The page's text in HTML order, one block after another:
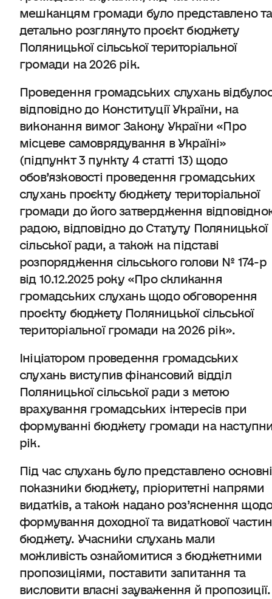
мешканцям громади було представлено та
детально розглянуто проєкт бюджету
Поляницької сільської територіальної
громади на 2026 рік.
Проведення громадських слухань
відповідно до Конституції України, на
виконання вимог Закону України «Про
місцеве самоврядування в Україні»
(підпункт 3 пункту 4 статті 13) щодо
обов’язковості проведення громадських
слухань проєкту бюджету територіальної
громади до його затвердження
радою, відповідно до Статуту Поляницької
сільської ради, а також на підставі
розпорядження сільського голови № 174-р
від 10.12.2025 року «Про скликання
громадських слухань щодо обговорення
проєкту бюджету Поляницької сільської
територіальної громади на 2026 рік».
Ініціатором проведення громадських
слухань виступив фінансовий відділ
Поляницької сільської ради з метою
врахування громадських інтересів при
формуванні бюджету громади на
рік.
Під час слухань було представлено основні
показники бюджету, пріоритетні напрями
видатків, а також надано роз’яснення
формування доходної та видаткової частин
бюджету. Учасники слухань мали
можливість ознайомитися з бюджетними
пропозиціями, поставити запитання та
висловити власні зауваження й пропозиції.